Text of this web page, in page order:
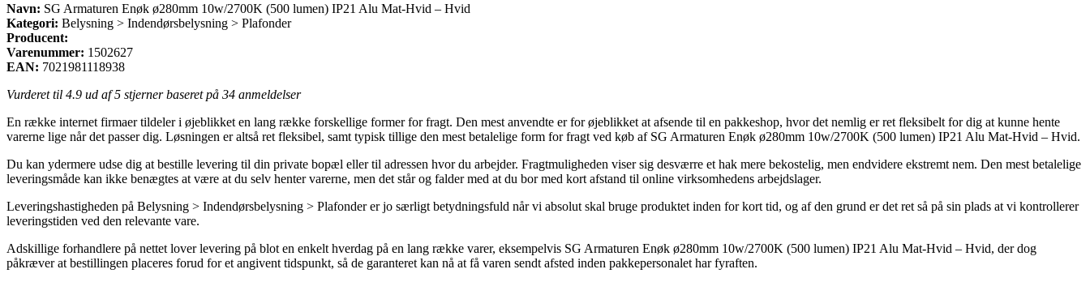
Navn: SG Armaturen Enøk ø280mm 10w/2700K (500 lumen) IP21 Alu Mat-Hvid – Hvid
Kategori: Belysning > Indendørsbelysning > Plafonder
Producent:
Varenummer: 1502627
EAN: 7021981118938
Vurderet til 4.9 ud af 5 stjerner baseret på 34 anmeldelser
En række internet firmaer tildeler i øjeblikket en lang række forskellige former for fragt. Den mest anvendte er for øjeblikket at afsende til en pakkeshop, hvor det nemlig er ret fleksibelt for dig at kunne hente
varerne lige når det passer dig. Løsningen er altså ret fleksibel, samt typisk tillige den mest betalelige form for fragt ved køb af SG Armaturen Enøk ø280mm 10w/2700K (500 lumen) IP21 Alu Mat-Hvid – Hvid.
Du kan ydermere udse dig at bestille levering til din private bopæl eller til adressen hvor du arbejder. Fragtmuligheden viser sig desværre et hak mere bekostelig, men endvidere ekstremt nem. Den mest betalelige
leveringsmåde kan ikke benægtes at være at du selv henter varerne, men det står og falder med at du bor med kort afstand til online virksomhedens arbejdslager.
Leveringshastigheden på Belysning > Indendørsbelysning > Plafonder er jo særligt betydningsfuld når vi absolut skal bruge produktet inden for kort tid, og af den grund er det ret så på sin plads at vi kontrollerer
leveringstiden ved den relevante vare.
Adskillige forhandlere på nettet lover levering på blot en enkelt hverdag på en lang række varer, eksempelvis SG Armaturen Enøk ø280mm 10w/2700K (500 lumen) IP21 Alu Mat-Hvid – Hvid, der dog
påkræver at bestillingen placeres forud for et angivent tidspunkt, så de garanteret kan nå at få varen sendt afsted inden pakkepersonalet har fyraften.